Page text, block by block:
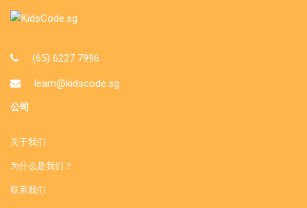
(65) 6227 7996
learn@kidscode.sg
公司
关于我们
为什么是我们？
联系我们